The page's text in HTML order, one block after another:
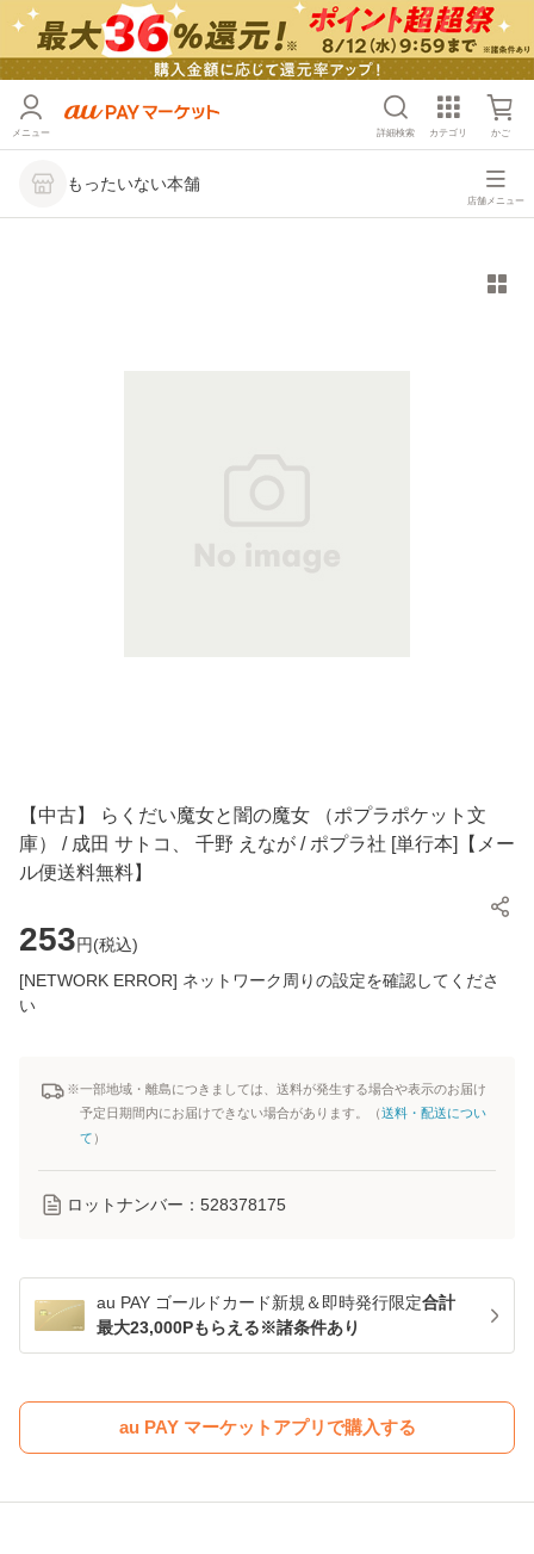
メニュー 詳細検索 カテゴリ かご
もったいない本舗
店舗メニュー
【中古】 らくだい魔女と闇の魔女 （ポプラポケット文
庫） / 成田 サトコ、 千野 えなが / ポプラ社 [単行本]【メー
ル便送料無料】
253円(税込)
[NETWORK ERROR] ネットワーク周りの設定を確認してくださ
い
※一部地域・離島につきましては、送料が発生する場合や表示のお届け
予定日期間内にお届けできない場合があります。（送料・配送につい
て ）
ロットナンバー： 528378175
au PAY ゴールドカード新規＆即時発行限定合計
最大23,000Pもらえる※諸条件あり
au PAY マーケットアプリで購入する